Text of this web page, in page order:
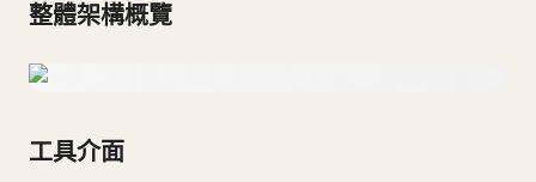
整體架構概覽
工具介面